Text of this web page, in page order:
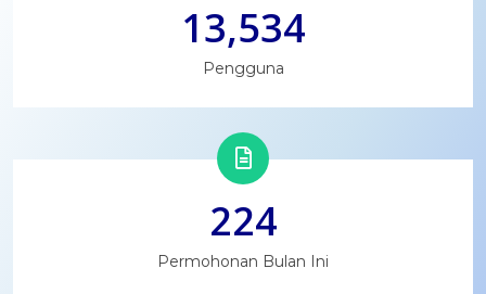
13,534
Pengguna
224
Permohonan Bulan Ini